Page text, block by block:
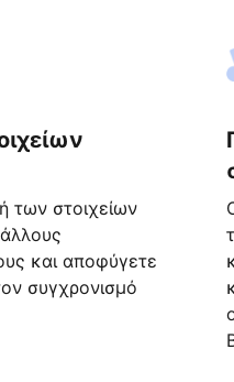
των στοιχείων
και αποφύγετε
συγχρονισμό